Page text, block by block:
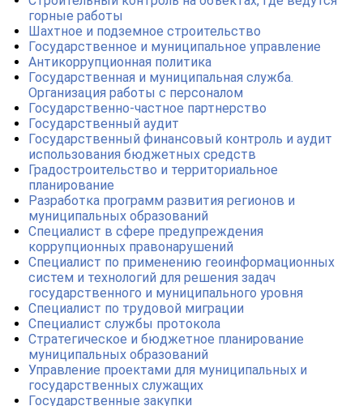
горные работы
Шахтное и подземное строительство
Государственное и муниципальное управление
Антикоррупционная политика
Государственная и муниципальная служба.
Организация работы с персоналом
Государственно-частное партнерство
Государственный аудит
Государственный финансовый контроль и аудит
использования бюджетных средств
Градостроительство и территориальное
планирование
Разработка программ развития регионов и
муниципальных образований
Специалист в сфере предупреждения
коррупционных правонарушений
Специалист по применению геоинформационных
систем и технологий для решения задач
государственного и муниципального уровня
Специалист по трудовой миграции
Специалист службы протокола
Стратегическое и бюджетное планирование
муниципальных образований
Управление проектами для муниципальных и
государственных служащих
Государственные закупки